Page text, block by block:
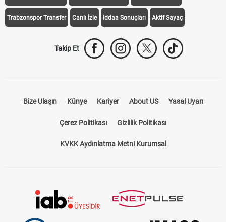
Trabzonspor Transfer Canlı İzle iddaa Sonuçları Aktif Sayaç
Takip Et
Bize Ulaşın Künye Kariyer About US Yasal Uyarı
Çerez Politikası Gizlilik Politikası
KVKK Aydınlatma Metni Kurumsal